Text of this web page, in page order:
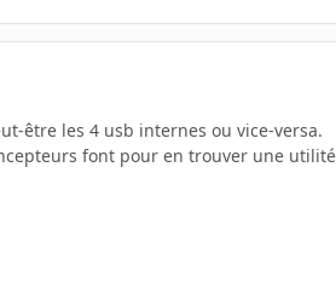
être les 4 usb internes ou vice-versa.
font pour en trouver une